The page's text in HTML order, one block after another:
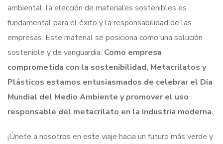
ambiental, la elección de materiales sostenibles es
fundamental para el éxito y la responsabilidad de las
empresas. Este material se posiciona como una solución
sostenible y de vanguardia. Como empresa
comprometida con la sostenibilidad, Metacrilatos y
Plásticos estamos entusiasmados de celebrar el Día
Mundial del Medio Ambiente y promover el uso
responsable del metacrilato en la industria moderna.
¡Únete a nosotros en este viaje hacia un futuro más verde y